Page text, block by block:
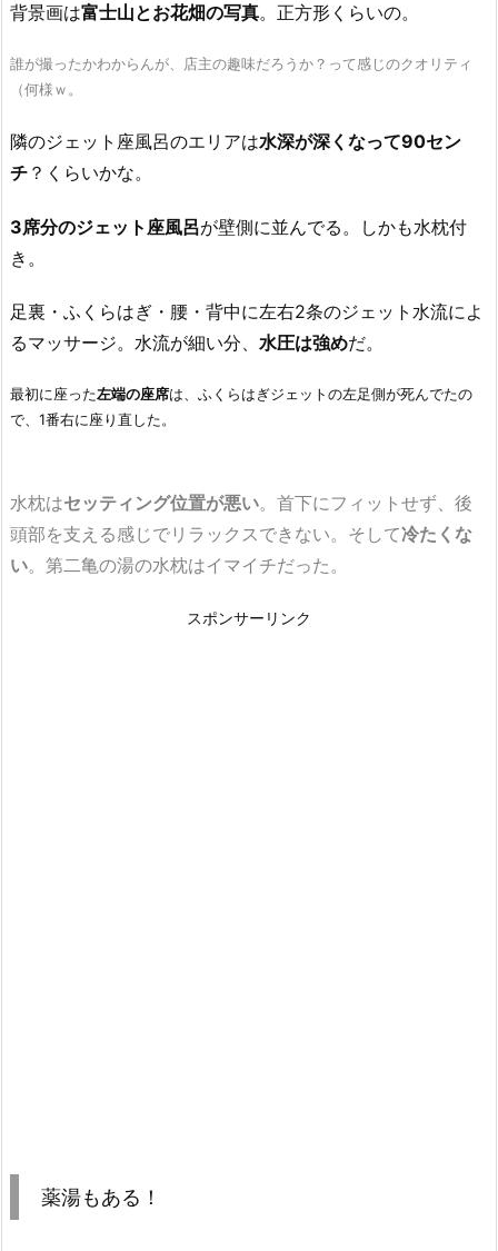
背景画は富士山とお花畑の写真。正方形くらいの。
誰が撮ったかわからんが、店主の趣味だろうか？って感じのクオリティ
（何様ｗ。
隣のジェット座風呂のエリアは水深が深くなって90セン
チ ？くらいかな。
3席分のジェット座風呂が壁側に並んでる。しかも水枕付
き。
足裏・ふくらはぎ・腰・背中に左右2条のジェット水流によ
るマッサージ。水流が細い分、 水圧は強めだ。
最初に座った左端の座席は、ふくらはぎジェットの左足側が死んでたの
で、1番右に座り直した。
水枕はセッティング位置が悪い。首下にフィットせず、後
頭部を支える感じでリラックスできない。そして冷たくな
い。第二亀の湯の水枕はイマイチだった。
スポンサーリンク
薬湯もある！